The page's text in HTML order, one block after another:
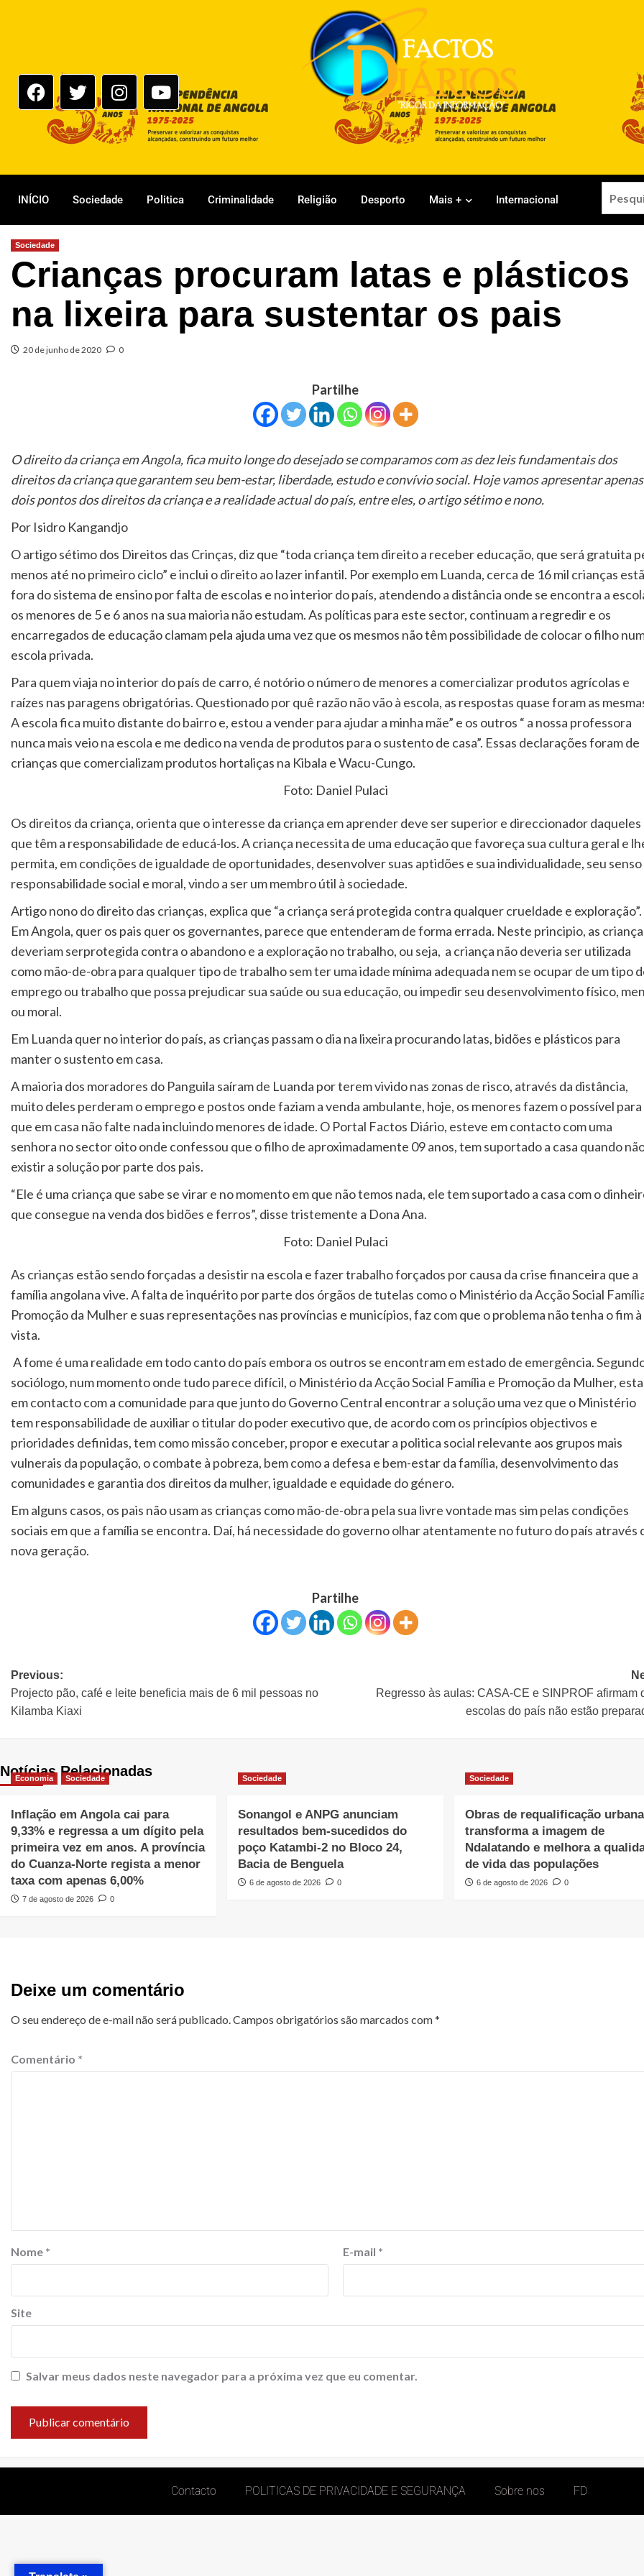
INÍCIO Sociedade Politica Criminalidade Religião Desporto Mais + Internacional
Sociedade
Crianças procuram latas e plásticos
na lixeira para sustentar os pais
20 de junho de 2020 0
Partilhe
O direito da criança em Angola, fica muito longe do desejado se comparamos com as dez leis fundamentais dos
direitos da criança que garantem seu bem-estar, liberdade, estudo e convívio social. Hoje vamos apresentar apenas
dois pontos dos direitos da criança e a realidade actual do país, entre eles, o artigo sétimo e nono.
Por Isidro Kangandjo
O artigo sétimo dos Direitos das Crinças, diz que “toda criança tem direito a receber educação, que será gratuita
menos até no primeiro ciclo” e inclui o direito ao lazer infantil. Por exemplo em Luanda, cerca de 16 mil crianças
fora do sistema de ensino por falta de escolas e no interior do país, atendendo a distância onde se encontra a
os menores de 5 e 6 anos na sua maioria não estudam. As políticas para este sector, continuam a regredir e os
encarregados de educação clamam pela ajuda uma vez que os mesmos não têm possibilidade de colocar o filho
escola privada.
Para quem viaja no interior do país de carro, é notório o número de menores a comercializar produtos agrícolas e
raízes nas paragens obrigatórias. Questionado por quê razão não vão à escola, as respostas quase foram as
A escola fica muito distante do bairro e, estou a vender para ajudar a minha mãe” e os outros “ a nossa professora
nunca mais veio na escola e me dedico na venda de produtos para o sustento de casa”. Essas declarações foram de
crianças que comercializam produtos hortaliças na Kibala e Wacu-Cungo.
Foto: Daniel Pulaci
Os direitos da criança, orienta que o interesse da criança em aprender deve ser superior e direccionador daqueles
que têm a responsabilidade de educá-los. A criança necessita de uma educação que favoreça sua cultura geral e
permita, em condições de igualdade de oportunidades, desenvolver suas aptidões e sua individualidade, seu senso
responsabilidade social e moral, vindo a ser um membro útil à sociedade.
Artigo nono do direito das crianças, explica que “a criança será protegida contra qualquer crueldade e exploração”.
Em Angola, quer os pais quer os governantes, parece que entenderam de forma errada. Neste principio, as
deveriam serprotegida contra o abandono e a exploração no trabalho, ou seja, a criança não deveria ser utilizada
como mão-de-obra para qualquer tipo de trabalho sem ter uma idade mínima adequada nem se ocupar de um tipo
emprego ou trabalho que possa prejudicar sua saúde ou sua educação, ou impedir seu desenvolvimento físico,
ou moral.
Em Luanda quer no interior do país, as crianças passam o dia na lixeira procurando latas, bidões e plásticos para
manter o sustento em casa.
A maioria dos moradores do Panguila saíram de Luanda por terem vivido nas zonas de risco, através da distância,
muito deles perderam o emprego e postos onde faziam a venda ambulante, hoje, os menores fazem o possível para
que em casa não falte nada incluindo menores de idade. O Portal Factos Diário, esteve em contacto com uma
senhora no sector oito onde confessou que o filho de aproximadamente 09 anos, tem suportado a casa quando
existir a solução por parte dos pais.
“Ele é uma criança que sabe se virar e no momento em que não temos nada, ele tem suportado a casa com o
que consegue na venda dos bidões e ferros”, disse tristemente a Dona Ana.
Foto: Daniel Pulaci
As crianças estão sendo forçadas a desistir na escola e fazer trabalho forçados por causa da crise financeira que a
família angolana vive. A falta de inquérito por parte dos órgãos de tutelas como o Ministério da Acção Social
Promoção da Mulher e suas representações nas províncias e municípios, faz com que o problema não tenha o fim à
vista.
A fome é uma realidade em todo canto do país embora os outros se encontram em estado de emergência.
sociólogo, num momento onde tudo parece difícil, o Ministério da Acção Social Família e Promoção da Mulher,
em contacto com a comunidade para que junto do Governo Central encontrar a solução uma vez que o Ministério
tem responsabilidade de auxiliar o titular do poder executivo que, de acordo com os princípios objectivos e
prioridades definidas, tem como missão conceber, propor e executar a politica social relevante aos grupos mais
vulnerais da população, o combate à pobreza, bem como a defesa e bem-estar da família, desenvolvimento das
comunidades e garantia dos direitos da mulher, igualdade e equidade do género.
Em alguns casos, os pais não usam as crianças como mão-de-obra pela sua livre vontade mas sim pelas condições
sociais em que a família se encontra. Daí, há necessidade do governo olhar atentamente no futuro do país através
nova geração.
Partilhe
Previous:
Projecto pão, café e leite beneficia mais de 6 mil pessoas no
Kilamba Kiaxi
Regresso às aulas: CASA-CE e SINPROF afirmam
escolas do país não estão
Notícias Relacionadas
Economia Sociedade
Inflação em Angola cai para
9,33% e regressa a um dígito pela
primeira vez em anos. A província
do Cuanza-Norte regista a menor
taxa com apenas 6,00%
7 de agosto de 2026 0
Sociedade
Sonangol e ANPG anunciam
resultados bem-sucedidos do
poço Katambi-2 no Bloco 24,
Bacia de Benguela
6 de agosto de 2026 0
Sociedade
Obras de requalificação urbana
transforma a imagem de
Ndalatando e melhora a
de vida das populações
6 de agosto de 2026 0
Deixe um comentário
O seu endereço de e-mail não será publicado.Campos obrigatórios são marcados com*
Comentário *
Nome * E-mail *
Site
Salvar meus dados neste navegador para a próxima vez que eu comentar.
Contacto POLITICAS DE PRIVACIDADE E SEGURANÇA Sobre nos FD